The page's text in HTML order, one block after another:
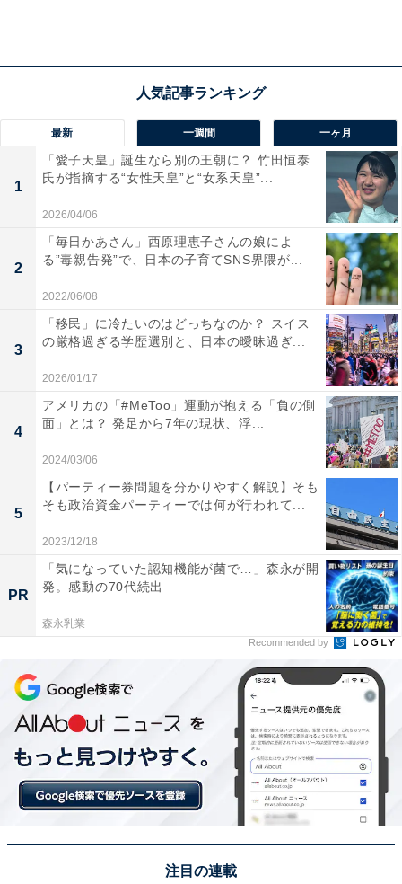
男性育休の取得に効果的だと思うのは「上司や同
僚の理解・サポート」
「上司や同僚の理解・サポート」が男性育休の取得に効果的か
男性の育休取得に効果的なことは「上司や同僚の理解・
サポート」（77.2％）が最多で、次いで「職場の積極的
な推進」（68.6％）、「収入の保障を手厚くする」
（52.9％）と続きました。
職場に「男性育休」の取得をサポートする体制があり、
収入への不安も払拭できれば育休を取りやすくなるでし
ょう。
最新 一週間 一ヶ月
1
「愛子天皇」誕生なら別の王朝に？ 竹田恒泰
氏が指摘する“女性天皇”と“女系天皇”...
2026/04/06
2
「毎日かあさん」西原理恵子さんの娘によ
る”毒親告発”で、日本の子育てSNS界隈が...
2022/06/08
3
「移民」に冷たいのはどっちなのか？ スイス
の厳格過ぎる学歴選別と、日本の曖昧過ぎ...
2026/01/17
4
アメリカの「#MeToo」運動が抱える「負の側
面」とは？ 発足から7年の現状、浮...
2024/03/06
5
【パーティー券問題を分かりやすく解説】そも
そも政治資金パーティーでは何が行われて...
2023/12/18
PR
「気になっていた認知機能が菌で…」森永が開
発。感動の70代続出
森永乳業
Recommended by
注目の連載